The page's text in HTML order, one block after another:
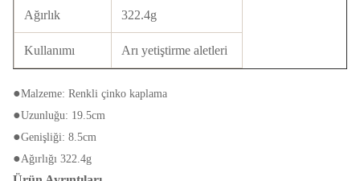
Ağırlık 322.4g
Kullanımı Arı yetiştirme aletleri
●Malzeme: Renkli çinko kaplama
●Uzunluğu: 19.5cm
●Genişliği: 8.5cm
●Ağırlığı 322.4g